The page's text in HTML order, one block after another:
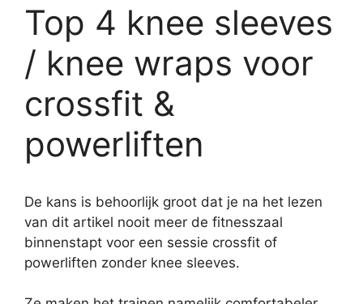
Top 4 knee sleeves
/ knee wraps voor
crossfit &
powerliften
De kans is behoorlijk groot dat je na het lezen
van dit artikel nooit meer de fitnesszaal
binnenstapt voor een sessie crossfit of
powerliften zonder knee sleeves.